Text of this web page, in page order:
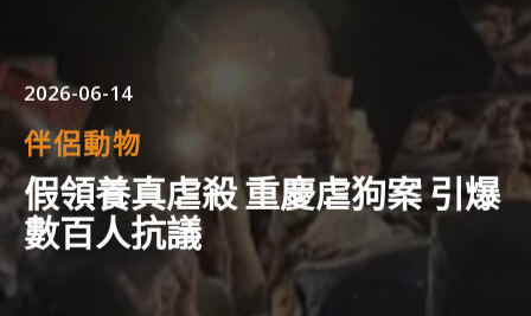
2026-06-14
伴侶動物
假領養真虐殺 重慶虐狗案 引爆
數百人抗議